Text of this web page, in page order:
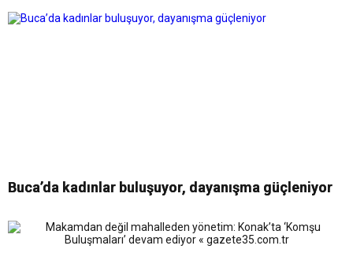
Buca’da kadınlar buluşuyor, dayanışma güçleniyor